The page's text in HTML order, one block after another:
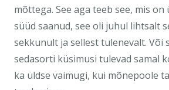
mõttega. See aga teeb see, mis
süüd saanud, see oli juhul lihtsalt
sekkunult ja sellest tulenevalt. Või
sedasorti küsimusi tulevad samal
ka üldse vaimugi, kui mõnepoole